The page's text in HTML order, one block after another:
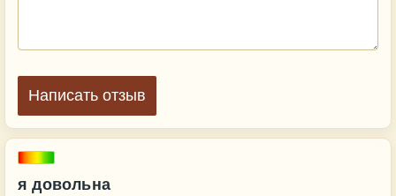
я довольна
Написать отзыв